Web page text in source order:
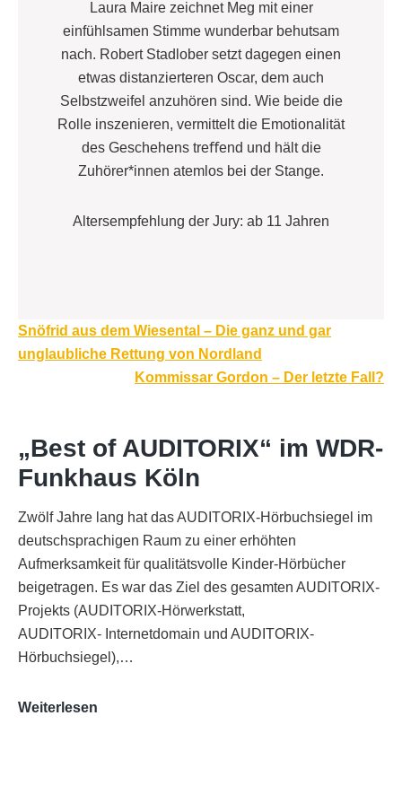
Laura Maire zeichnet Meg mit einer
einfühlsamen Stimme wunderbar behutsam
nach. Robert Stadlober setzt dagegen einen
etwas distanzierteren Oscar, dem auch
Selbstzweifel anzuhören sind. Wie beide die
Rolle inszenieren, vermittelt die Emotionalität
des Geschehens treﬀend und hält die
Zuhörer*innen atemlos bei der Stange.
Altersempfehlung der Jury: ab 11 Jahren
Beitragsnavigation
Snöfrid aus dem Wiesental – Die ganz und gar
unglaubliche Rettung von Nordland
Kommissar Gordon – Der letzte Fall?
„Best of AUDITORIX“ im WDR-
Funkhaus Köln
Zwölf Jahre lang hat das AUDITORIX-Hörbuchsiegel im
deutschsprachigen Raum zu einer erhöhten
Aufmerksamkeit für qualitätsvolle Kinder-Hörbücher
beigetragen. Es war das Ziel des gesamten AUDITORIX-
Projekts (AUDITORIX-Hörwerkstatt,
AUDITORIX- Internetdomain und AUDITORIX-
Hörbuchsiegel),…
Weiterlesen